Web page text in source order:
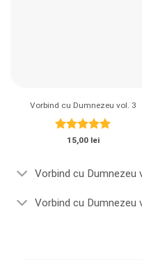
Vorbind cu Dumnezeu vol. 3
Evaluat la
15,00 lei
Vorbind cu Dumnezeu
Vorbind cu Dumnezeu